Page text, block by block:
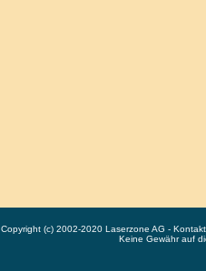
Copyright (c) 2002-2020 Laserzone AG -
Keine Gewähr auf